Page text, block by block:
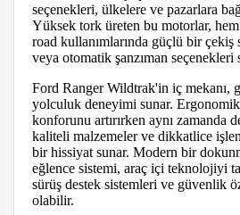
seçenekleri, ülkelere ve pazarlara
Yüksek tork üreten bu motorlar,
road kullanımlarında güçlü bir çekiş
veya otomatik şanzıman seçenekleri
Ford Ranger Wildtrak'in iç mekanı,
yolculuk deneyimi sunar.
konforunu artırırken aynı zamanda
kaliteli malzemeler ve dikkatlice
bir hissiyat sunar. Modern bir
eğlence sistemi, araç içi teknolojiyi
sürüş destek sistemleri ve güvenlik
olabilir.